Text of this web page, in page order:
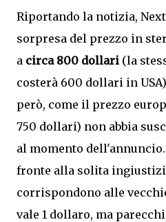
Riportando la notizia,
sorpresa del prezzo in
a circa 800 dollari (la
costerà 600 dollari in
però, come il prezzo
750 dollari) non abbia
al momento
fronte alla solita
corrispondono alle
vale 1 dollaro, ma